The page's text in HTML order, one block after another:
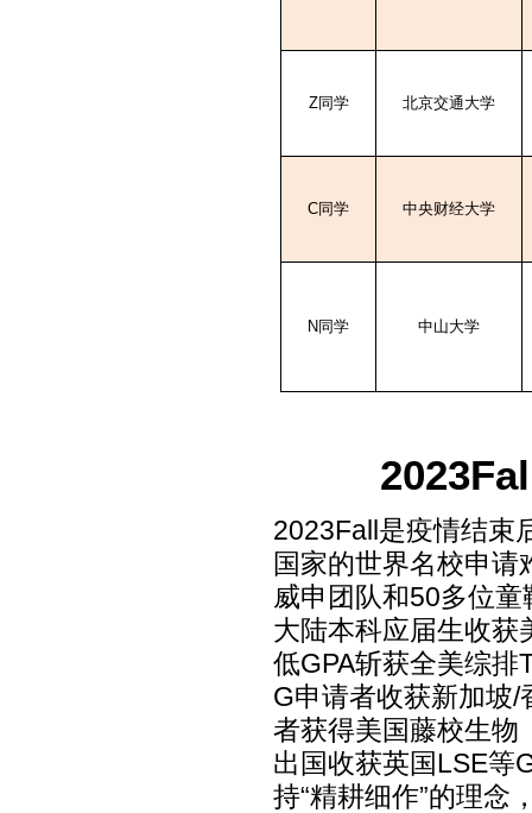
Z同学 北京交通大学
C同学 中央财经大学
N 同学 中山大学
2023Fall是疫情结束
国家的世界名校申请
威申团队和50多位童
大陆本科应届生收获
低GPA斩获全美综排
G申请者收获新加坡/
者获得美国藤校生物
出国收获英国LSE等
持“精耕细作”的理念